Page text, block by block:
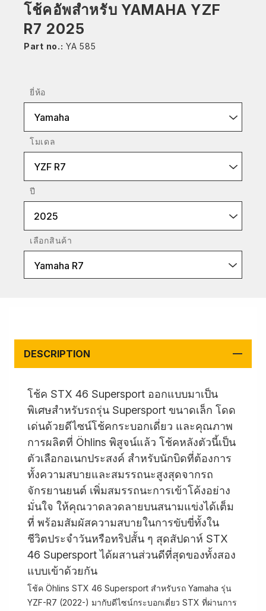
โช้คอัพสำหรับ YAMAHA YZF
R7 2025
Part no.: YA 585
ยี่ห้อ
Yamaha
โมเดล
YZF R7
ปี
2025
เลือกสินค้า
Yamaha R7
DESCRIPTION
โช้ค STX 46 Supersport ออกแบบมาเป็น
พิเศษสำหรับรถรุ่น Supersport ขนาดเล็ก โดด
เด่นด้วยดีไซน์โช้คกระบอกเดี่ยว และคุณภาพ
การผลิตที่ Öhlins พิสูจน์แล้ว โช้คหลังตัวนี้เป็น
ตัวเลือกอเนกประสงค์ สำหรับนักบิดที่ต้องการ
ทั้งความสบายและสมรรถนะสูงสุดจากรถ
จักรยานยนต์ เพิ่มสมรรถนะการเข้าโค้งอย่าง
มั่นใจ ให้คุณวาดลวดลายบนสนามแข่งได้เต็ม
ที่ พร้อมสัมผัสความสบายในการขับขี่ทั้งใน
ชีวิตประจำวันหรือทริปสั้น ๆ สุดสัปดาห์ STX
46 Supersport ได้ผสานส่วนดีที่สุดของทั้งสอง
แบบเข้าด้วยกัน
โช้ค Öhlins STX 46 Supersport สำหรับรถ Yamaha รุ่น
YZF-R7 (2022-) มากับดีไซน์กระบอกเดี่ยว STX ที่ผ่านการ